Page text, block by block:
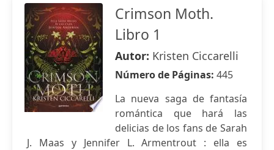
Crimson Moth.
Libro 1
Autor: Kristen Ciccarelli
Número de Páginas: 445
La nueva saga de fantasía
romántica que hará las
delicias de los fans de Sarah
J. Maas y Jennifer L. Armentrout : ella es